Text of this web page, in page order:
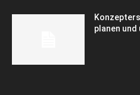
planen und